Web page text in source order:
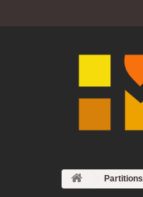
Partitions